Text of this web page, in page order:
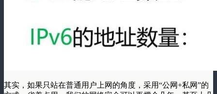
其实，如果只站在普通用户上网的角度，采用“公网+私网”的